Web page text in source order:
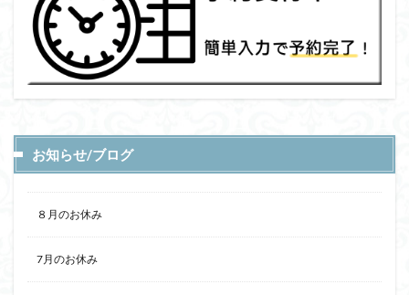
お知らせ/ブログ
８月のお休み
7月のお休み